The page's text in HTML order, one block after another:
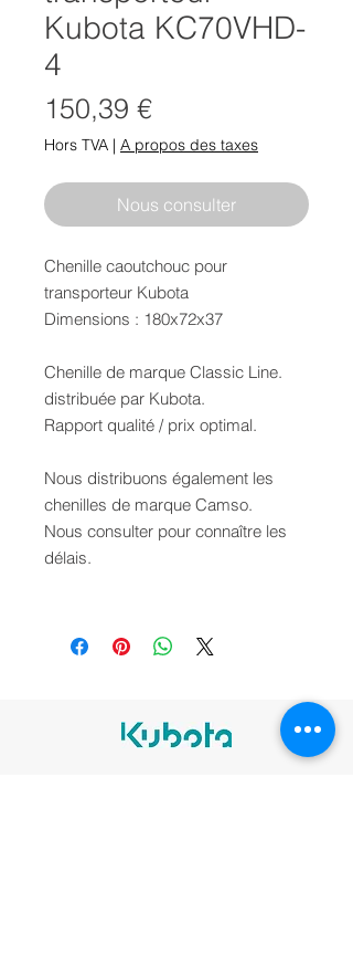
Kubota KC70VHD-
4
150,39 €Prix
Hors TVA | A propos des taxes
Nous consulter
Chenille caoutchouc pour
transporteur Kubota
Dimensions : 180x72x37
Chenille de marque Classic Line.
distribuée par Kubota.
Rapport qualité / prix optimal.
Nous distribuons également les
chenilles de marque Camso.
Nous consulter pour connaître les
délais.